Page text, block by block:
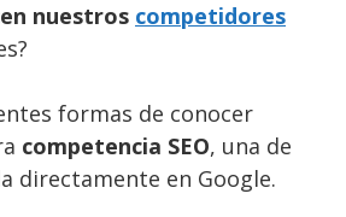
nuestros competidores
formas de conocer
competencia SEO, una de
directamente en Google.